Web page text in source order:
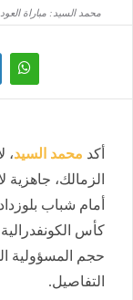
محمد السيد: مباراة
أكد محمد السيد،
الزمالك،
أمام شباب
كأس
حجم المسؤولية
التفاصيل.